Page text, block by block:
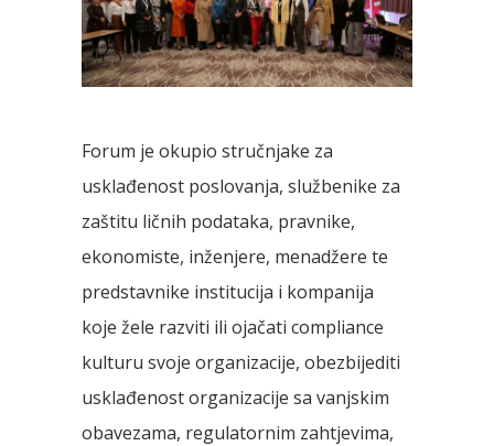
Forum je okupio stručnjake za
usklađenost poslovanja, službenike za
zaštitu ličnih podataka, pravnike,
ekonomiste, inženjere, menadžere te
predstavnike institucija i kompanija
koje žele razviti ili ojačati compliance
kulturu svoje organizacije, obezbijediti
usklađenost organizacije sa vanjskim
obavezama, regulatornim zahtjevima,